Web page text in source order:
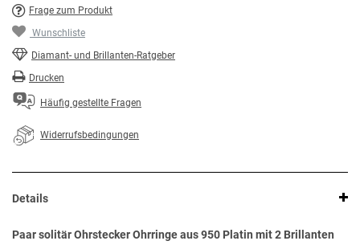
Frage zum Produkt
Wunschliste
Diamant- und Brillanten-Ratgeber
Drucken
Häufig gestellte Fragen
Widerrufsbedingungen
Details
Paar solitär Ohrstecker Ohrringe aus 950 Platin mit 2 Brillanten